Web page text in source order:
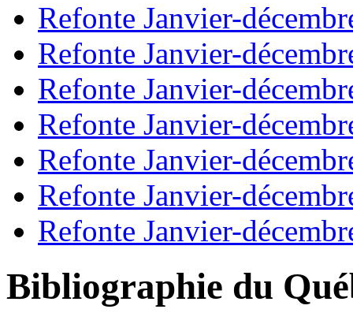
Refonte Janvier-
Refonte Janvier-
Refonte Janvier-
Refonte Janvier-
Refonte Janvier-
Refonte Janvier-
Refonte Janvier-
Bibliographie du